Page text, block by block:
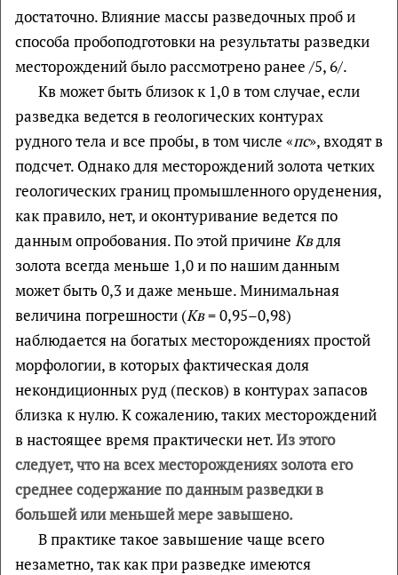
достаточно. Влияние массы разведочных проб и
способа пробоподготовки на результаты разведки
месторождений было рассмотрено ранее /5, 6/.
Кв может быть близок к 1,0 в том случае, если
разведка ведется в геологических контурах
рудного тела и все пробы, в том числе «пс», входят в
подсчет. Однако для месторождений золота четких
геологических границ промышленного оруденения,
как правило, нет, и оконтуривание ведется по
данным опробования. По этой причине Квдля
золота всегда меньше 1,0 и по нашим данным
может быть 0,3 и даже меньше. Минимальная
величина погрешности (Кв= 0,95–0,98)
наблюдается на богатых месторождениях простой
морфологии, в которых фактическая доля
некондиционных руд (песков) в контурах запасов
близка к нулю. К сожалению, таких месторождений
в настоящее время практически нет.Из этого
следует, что на всех месторождениях золота его
среднее содержание по данным разведки в
большей или меньшей мере завышено.
В практике такое завышение чаще всего
незаметно, так как при разведке имеются